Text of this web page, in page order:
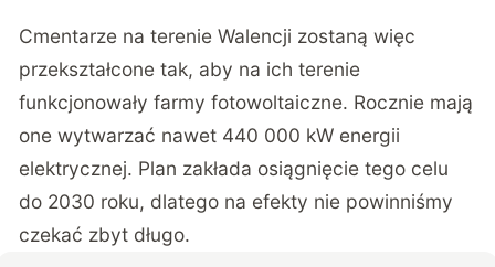
Cmentarze na terenie Walencji zostaną więc
przekształcone tak, aby na ich terenie
funkcjonowały farmy fotowoltaiczne. Rocznie mają
one wytwarzać nawet 440 000 kW energii
elektrycznej. Plan zakłada osiągnięcie tego celu
do 2030 roku, dlatego na efekty nie powinniśmy
czekać zbyt długo.